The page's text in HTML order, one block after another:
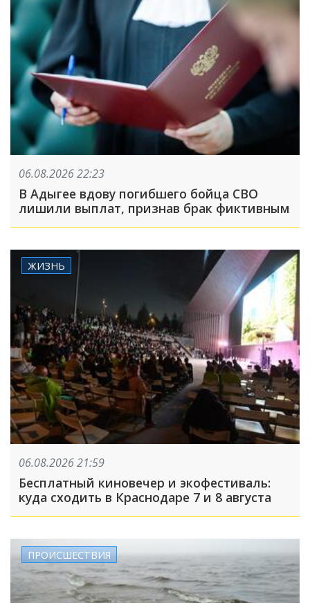
06.08.2026 22:23
В Адыгее вдову погибшего бойца СВО
лишили выплат, признав брак фиктивным
ЖИЗНЬ
06.08.2026 21:59
Бесплатный киновечер и экофестиваль:
куда сходить в Краснодаре 7 и 8 августа
ПРОИСШЕСТВИЯ